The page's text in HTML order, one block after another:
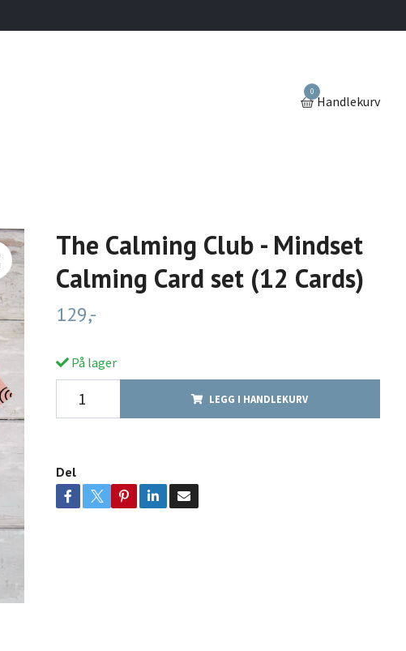
0
Handlekurv
The Calming Club - Mindset
Calming Card set (12 Cards)
129,-
På lager
LEGG I HANDLEKURV
Del